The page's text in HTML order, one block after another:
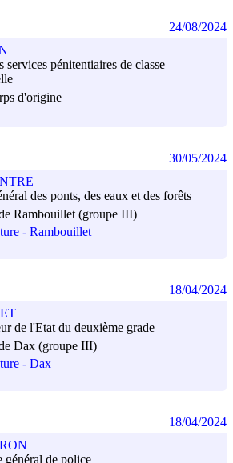
services pénitentiaires de classe
d'origine
24/08/2024
des ponts, des eaux et des forêts
Rambouillet (groupe III)
- Rambouillet
30/05/2024
de l'Etat du deuxième grade
Dax (groupe III)
- Dax
18/04/2024
général de police
18/04/2024